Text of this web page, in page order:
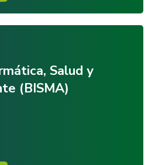
Salud y
(BISMA)